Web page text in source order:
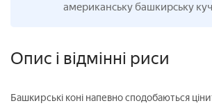
американську башкирську
Опис і відмінні риси
Башкирські коні напевно сподобаються